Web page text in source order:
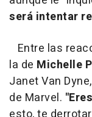
será intentar
Entre las
la de Michelle
Janet Van
de Marvel.